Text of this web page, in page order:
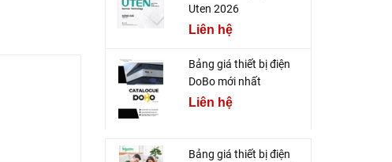
Uten 2026
Liên hệ
Bảng giá thiết bị điện
DoBo mới nhất
Liên hệ
Bảng giá thiết bị điện